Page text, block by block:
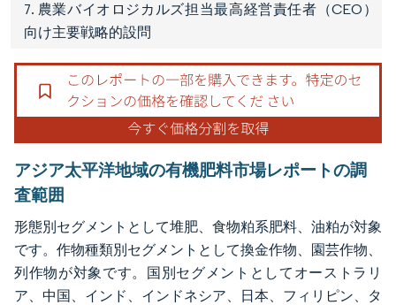
7. 農業バイオロジカルズ担当最高経営責任者（CEO）
向け主要戦略的設問
アジア太平洋地域の有機肥料市場レポートの調
査範囲
形態別セグメントとして堆肥、食物粕系肥料、油粕が対象
です。作物種類別セグメントとして換金作物、園芸作物、
列作物が対象です。国別セグメントとしてオーストラリ
ア、中国、インド、インドネシア、日本、フィリピン、タ